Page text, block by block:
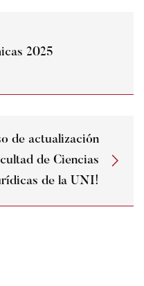
2025
de actualización
de Ciencias
de la UNI!